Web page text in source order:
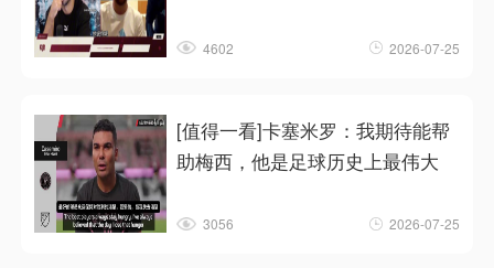
4602 2026-07-25
[值得一看]卡塞米罗：我期待能帮
助梅西，他是足球历史上最伟大
3056 2026-07-25